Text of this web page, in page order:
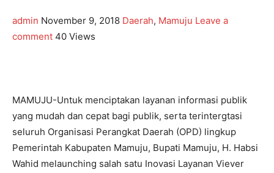
admin November 9, 2018 Daerah, Mamuju Leave a
comment 40 Views
MAMUJU-Untuk menciptakan layanan informasi publik
yang mudah dan cepat bagi publik, serta terintergtasi
seluruh Organisasi Perangkat Daerah (OPD) lingkup
Pemerintah Kabupaten Mamuju, Bupati Mamuju, H. Habsi
Wahid melaunching salah satu Inovasi Layanan Viever